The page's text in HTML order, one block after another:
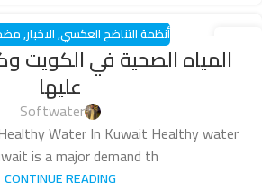
14
ديسمبر
أنظمة التناضح العكسي,الاخبار,
المياه الصحية في الكويت
عليها
Softwater
Water In Kuwait Healthy water
is a major demand th...
CONTINUE READING